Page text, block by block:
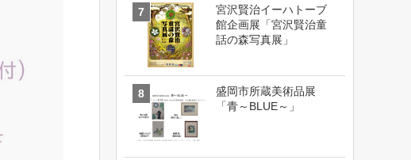
宮沢賢治イーハトーブ
館企画展「宮沢賢治童
話の森写真展」
盛岡市所蔵美術品展
「青～BLUE～」